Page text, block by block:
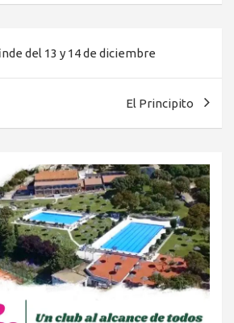
del 13 y 14 de diciembre
El Principito